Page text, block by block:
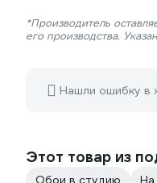
*Производитель
его производства.
Нашли ошибку в
Этот товар из
Обои в студию На